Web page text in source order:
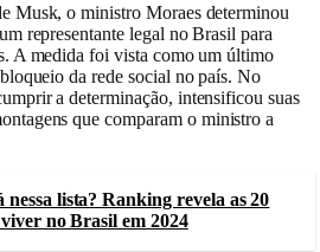
Musk, o ministro Moraes determinou
representante legal no Brasil para
A medida foi vista como um último
da rede social no país. No
a determinação, intensificou suas
que comparam o ministro a
nessa lista? Ranking revela as 20
no Brasil em 2024